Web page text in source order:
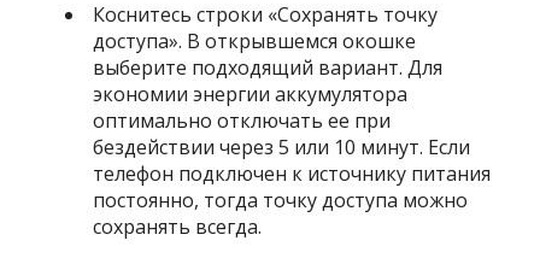
Коснитесь строки «Сохранять точку
доступа». В открывшемся окошке
выберите подходящий вариант. Для
экономии энергии аккумулятора
оптимально отключать ее при
бездействии через 5 или 10 минут. Если
телефон подключен к источнику питания
постоянно, тогда точку доступа можно
сохранять всегда.